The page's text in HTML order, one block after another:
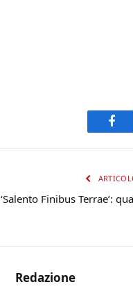
Finibus Terrae’:
Redazione